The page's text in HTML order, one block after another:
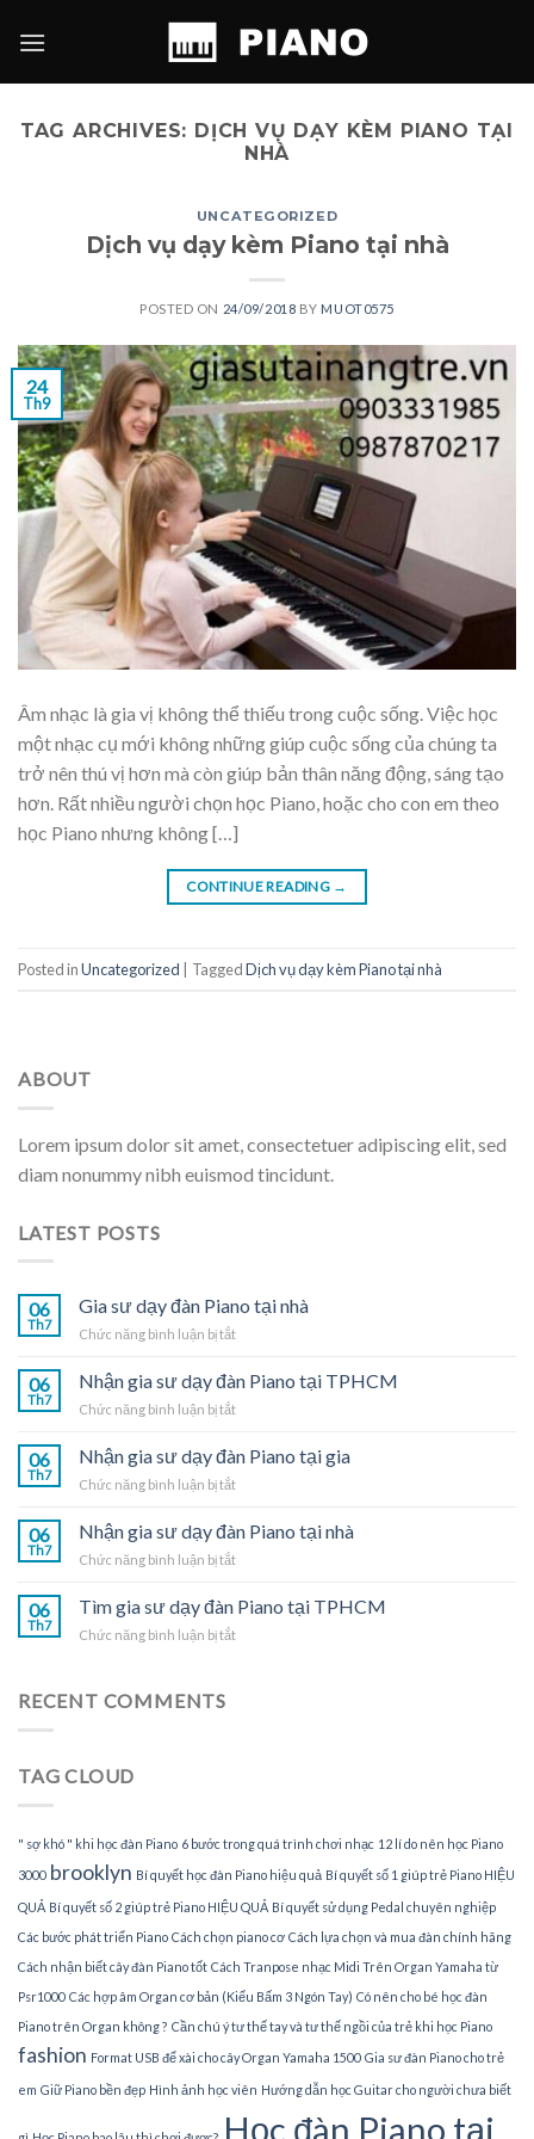
TAG ARCHIVES: DỊCH VỤ DẠY KÈM PIANO TẠI
NHÀ
UNCATEGORIZED
Dịch vụ dạy kèm Piano tại nhà
POSTED ON 24/09/2018 BY MUOT0575
24
Th9
Âm nhạc là gia vị không thể thiếu trong cuộc sống. Việc học
một nhạc cụ mới không những giúp cuộc sống của chúng ta
trở nên thú vị hơn mà còn giúp bản thân năng động, sáng tạo
hơn. Rất nhiều người chọn học Piano, hoặc cho con em theo
học Piano nhưng không […]
CONTINUE READING →
Posted inUncategorized TaggedDịch vụ dạy kèm Piano tại nhà
ABOUT
Lorem ipsum dolor sit amet, consectetuer adipiscing elit, sed
diam nonummy nibh euismod tincidunt.
LATEST POSTS
06
Th7
Gia sư dạy đàn Piano tại nhà
Chức năng bình luận bị tắtở
đàn
tại
06
Th7
Nhận gia sư dạy đàn Piano tại TPHCM
Chức năng bình luận bị tắtở
gia
dạy
Piano
06
Th7
Nhận gia sư dạy đàn Piano tại gia
Chức năng bình luận bị tắtở
gia
dạy
Piano
06
Th7
Nhận gia sư dạy đàn Piano tại nhà
Chức năng bình luận bị tắtở
gia
dạy
06
Th7
Tìm gia sư dạy đàn Piano tại TPHCM
Chức năng bình luận bị tắtở
RECENT COMMENTS
TAG CLOUD
" sợ khó " khi học đàn Piano 6 bước trong quá trình chơi nhạc 12 lí do nên học Piano
3000 brooklyn Bí quyết học đàn Piano hiệu quả Bí quyết số 1 giúp trẻ Piano HIỆU
QUẢ Bí quyết số 2 giúp trẻ Piano HIỆU QUẢ Bí quyết sử dụng Pedal chuyên nghiệp
Các bước phát triển Piano Cách chọn piano cơ Cách lựa chọn và mua đàn chính hãng
Cách nhận biết cây đàn Piano tốt Cách Tranpose nhạc Midi Trên Organ Yamaha từ
Psr1000 Các hợp âm Organ cơ bản (Kiểu Bấm 3 Ngón Tay) Có nên cho bé học đàn
Piano trên Organ không ? Cần chú ý tư thế tay và tư thế ngồi của trẻ khi học Piano
fashion Format USB để xài cho cây Organ Yamaha 1500 Gia sư đàn Piano cho trẻ
em Giữ Piano bền đẹp Hình ảnh học viên Hướng dẫn học Guitar cho người chưa biết
Học đàn Piano tại